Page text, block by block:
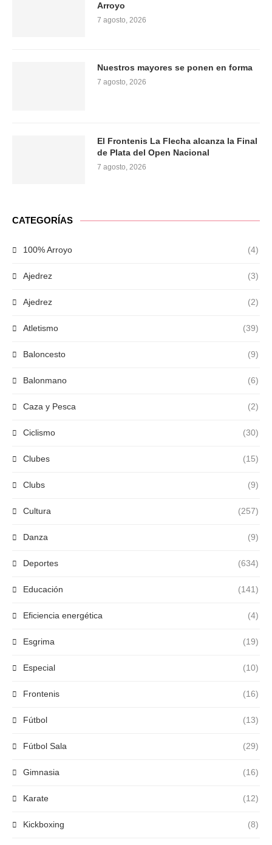
Arroyo
7 agosto, 2026
Nuestros mayores se ponen en forma
7 agosto, 2026
El Frontenis La Flecha alcanza la Final
de Plata del Open Nacional
7 agosto, 2026
CATEGORÍAS
100% Arroyo (4)
Ajedrez (3)
Ajedrez (2)
Atletismo (39)
Baloncesto (9)
Balonmano (6)
Caza y Pesca (2)
Ciclismo (30)
Clubes (15)
Clubs (9)
Cultura (257)
Danza (9)
Deportes (634)
Educación (141)
Eficiencia energética (4)
Esgrima (19)
Especial (10)
Frontenis (16)
Fútbol (13)
Fútbol Sala (29)
Gimnasia (16)
Karate (12)
Kickboxing (8)